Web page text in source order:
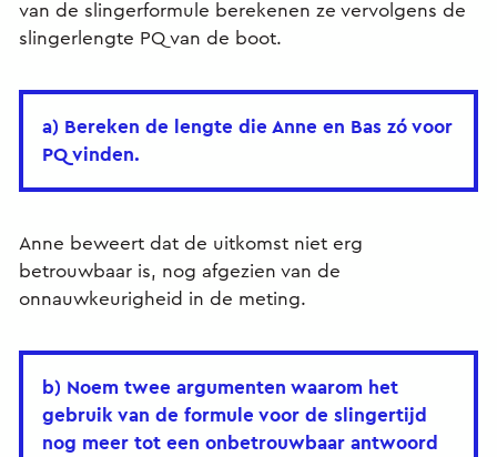
van de slingerformule berekenen ze vervolgens de
slingerlengte PQ van de boot.
a) Bereken de lengte die Anne en Bas zó voor
PQ vinden.
Anne beweert dat de uitkomst niet erg
betrouwbaar is, nog afgezien van de
onnauwkeurigheid in de meting.
b) Noem twee argumenten waarom het
gebruik van de formule voor de slingertijd
nog meer tot een onbetrouwbaar antwoord